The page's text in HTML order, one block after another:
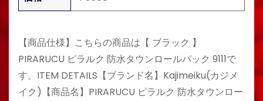
【商品仕様】こちらの商品は【 ブラック 】
PIRARUCU ピラルク 防水タウンロールパック 9111で
す。ITEM DETAILS【ブランド名】Kajimeiku(カジメ
イク)【商品名】PIRARUCU ピラルク 防水タウンロー